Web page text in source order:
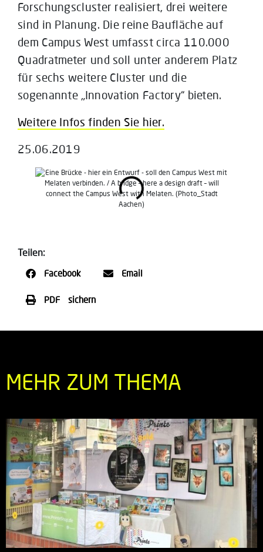
Forschungscluster realisiert, drei weitere
sind in Planung. Die reine Baufläche auf
dem Campus West umfasst circa 110.000
Quadratmeter und soll unter anderem Platz
für sechs weitere Cluster und die
sogenannte „Innovation Factory“ bieten.
Weitere Infos finden Sie hier.
25.06.2019
Teilen:
Facebook Email
PDF sichern
MEHR ZUM THEMA